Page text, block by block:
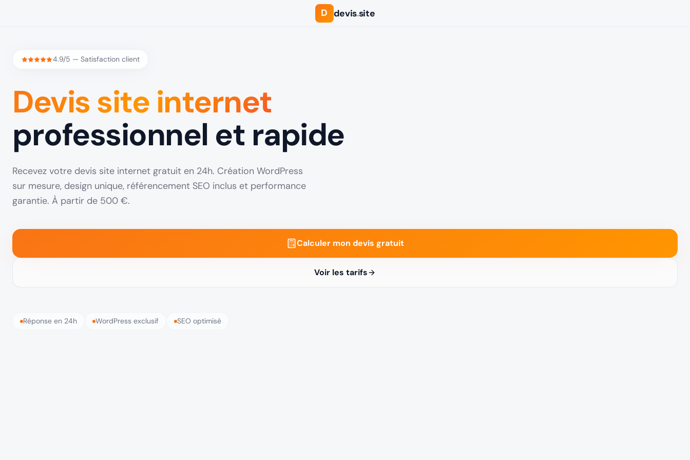
D devis.site
4.9/5 — Satisfaction client
Devis site internet
professionnel et rapide
Recevez votre devis site internet gratuit en 24h. Création WordPress
sur mesure, design unique, référencement SEO inclus et performance
garantie. À partir de 500 €.
Calculer mon devis gratuit
Voir les tarifs
Réponse en 24h WordPress exclusif SEO optimisé